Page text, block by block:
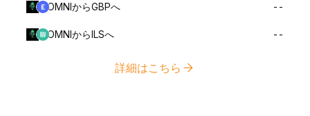
OMNIからGBPへ --
OMNIからILSへ --
詳細はこちら